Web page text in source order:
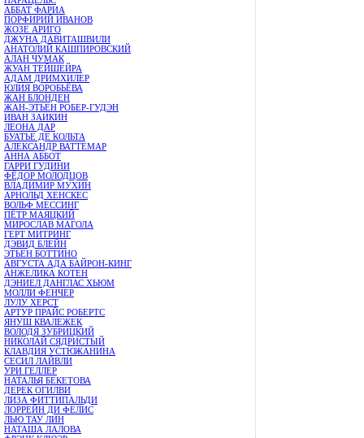
АББАТ ФАРИА
ПОРФИРИЙ ИВАНОВ
ЖОЗЕ АРИГО
ДЖУНА ДАВИТАШВИЛИ
АНАТОЛИЙ КАШПИРОВСКИЙ
АЛАН ЧУМАК
ЖУАН ТЕЙШЕЙРА
АДАМ ДРИМХИЛЕР
ЮЛИЯ ВОРОБЬЁВА
ЖАН БЛОНДЕН
ЖАН-ЭТЬЕН РОБЕР-ГУДЭН
ИВАН ЗАИКИН
ЛЕОНА ДАР
БУАТЬЕ ДЕ КОЛЬТА
АЛЕКСАНДР ВАТТЕМАР
АННА АББОТ
ГАРРИ ГУДИНИ
ФЁДОР МОЛОДЦОВ
ВЛАДИМИР МУХИН
АРНОЛЬД ХЕНСКЕС
ВОЛЬФ МЕССИНГ
ПЁТР МАЯЦКИЙ
МИРОСЛАВ МАГОЛА
ГЕРТ МИТРИНГ
ДЭВИД БЛЕЙН
ЭТЬЕН БОТТИНО
АВГУСТА АДА БАЙРОН-КИНГ
АНЖЕЛИКА КОТЕН
ДЭНИЕЛ ДАНГЛАС ХЬЮМ
МОЛЛИ ФЕНЧЕР
ЛУЛУ ХЕРСТ
АРТУР ПРАЙС РОБЕРТС
ЯНУШ КВАЛЕЖЕК
ВОЛОДЯ ЗУБРИЦКИЙ
НИКОЛАЙ СЯДРИСТЫЙ
КЛАВДИЯ УСТЮЖАНИНА
СЕСИЛ ЛАЙВЛИ
УРИ ГЕЛЛЕР
НАТАЛЬЯ БЕКЕТОВА
ДЕРЕК ОГИЛВИ
ЛИЗА ФИТТИПАЛЬДИ
ЛОРРЕЙН ДИ ФЕЛИС
ЛЬЮ ТАУ ЛИН
НАТАША ЛАЛОВА